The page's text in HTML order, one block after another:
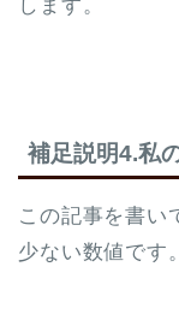
します。
補足説明4.私
この記事を書い
少ない数値です。